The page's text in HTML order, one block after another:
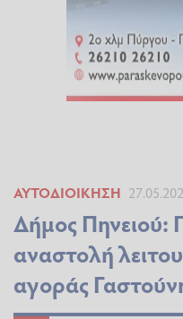
ΑΥΤΟΔΙΟΊΚΗΣΗ
Δήμος Πηνειού:
αναστολή
αγοράς